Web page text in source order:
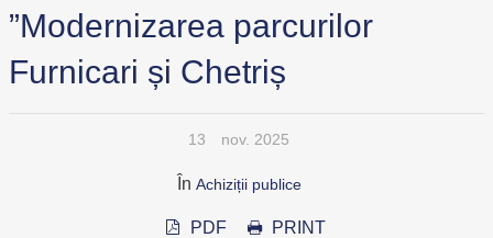
”Modernizarea parcurilor
Furnicari și Chetriș
13 nov. 2025
În Achiziții publice
PDF PRINT